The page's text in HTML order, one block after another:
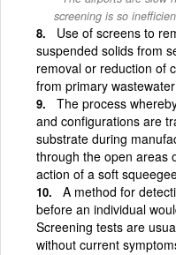
screening is so
Use of screens to
suspended solids from
removal or reduction of
from primary
The process
and configurations are
substrate during
through the open areas
action of a soft
A method for
before an individual
Screening tests are
without current